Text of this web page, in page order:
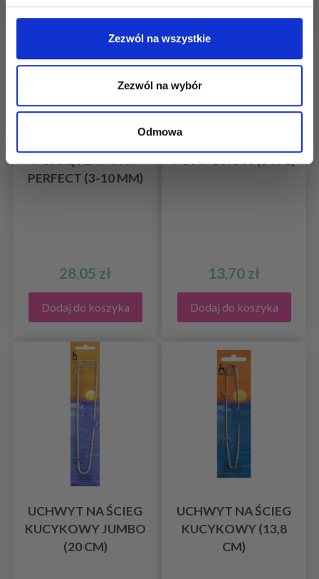
Zezwól na wszystkie
Zezwól na wybór
Odmowa
POKRĘTŁA PONY
PERFECT (3-10 MM)
28,05 zł
Dodaj do koszyka
POMPONÓW (3 W 1)
13,70 zł
Dodaj do koszyka
UCHWYT NA ŚCIEG
KUCYKOWY JUMBO
(20 CM)
UCHWYT NA ŚCIEG
KUCYKOWY (13,8
CM)